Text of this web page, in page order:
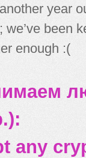
year
we’ve been
enough :(
any